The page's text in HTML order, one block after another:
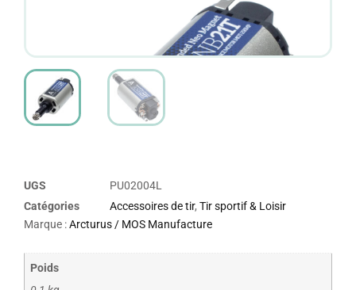
UGS
PU02004L
Catégories
Accessoires de tir, Tir sportif & Loisir
Marque :Arcturus / MOS Manufacture
Poids